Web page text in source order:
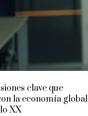
clave que
la economía global
XX